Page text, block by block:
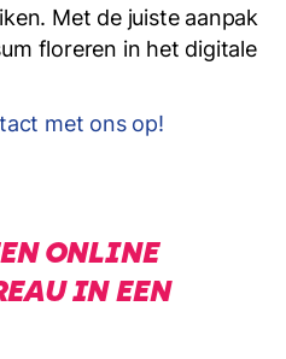
Met de juiste aanpak
floreren in het digitale
met ons op!
ONLINE
IN EEN